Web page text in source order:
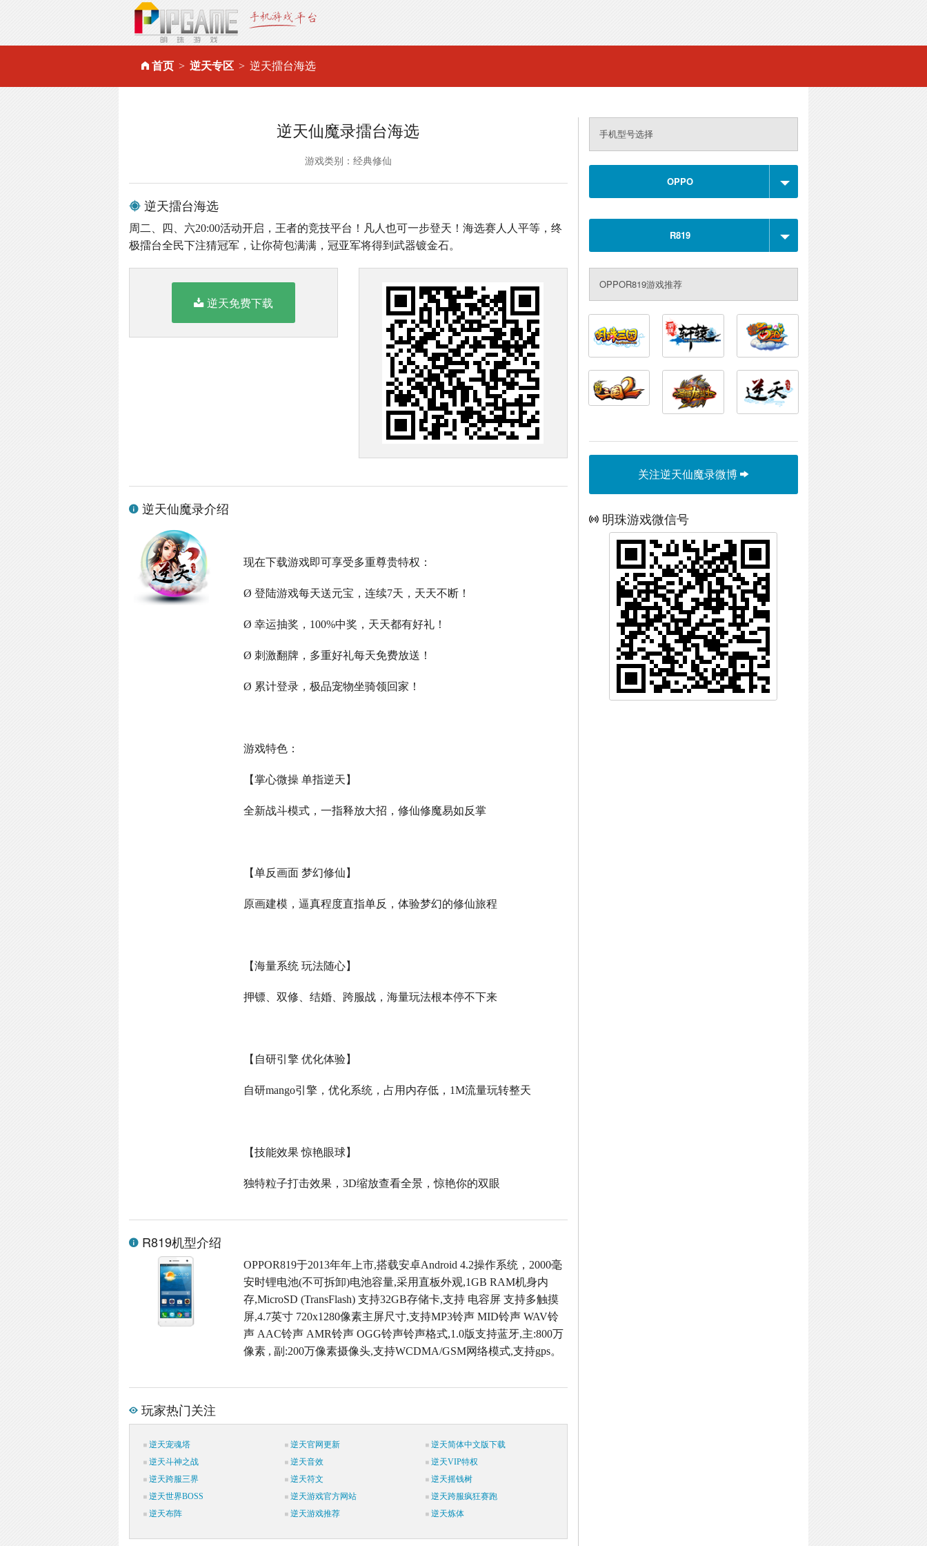
首页 逆天专区 逆天擂台海选
逆天仙魔录擂台海选
游戏类别：经典修仙
逆天擂台海选
周二、四、六20:00活动开启，王者的竞技平台！凡人也可一步登天！海选赛人人平等，终
极擂台全民下注猜冠军，让你荷包满满，冠亚军将得到武器镀金石。
逆天免费下载
逆天仙魔录介绍
现在下载游戏即可享受多重尊贵特权：
Ø 登陆游戏每天送元宝，连续7天，天天不断！
Ø 幸运抽奖，100%中奖，天天都有好礼！
Ø 刺激翻牌，多重好礼每天免费放送！
Ø 累计登录，极品宠物坐骑领回家！
游戏特色：
【掌心微操 单指逆天】
全新战斗模式，一指释放大招，修仙修魔易如反掌
【单反画面 梦幻修仙】
原画建模，逼真程度直指单反，体验梦幻的修仙旅程
【海量系统 玩法随心】
押镖、双修、结婚、跨服战，海量玩法根本停不下来
【自研引擎 优化体验】
自研mango引擎，优化系统，占用内存低， 1M流量玩转整天
【技能效果 惊艳眼球】
独特粒子打击效果，3D缩放查看全景，惊艳你的双眼
R819机型介绍
OPPOR819于2013年年上市,搭载安卓Android 4.2操作系统，2000毫
安时锂电池(不可拆卸)电池容量,采用直板外观,1GB RAM机身内
存,MicroSD (TransFlash) 支持32GB存储卡,支持 电容屏 支持多触摸
屏,4.7英寸 720x1280像素主屏尺寸,支持MP3铃声 MID铃声 WAV铃
声 AAC铃声 AMR铃声 OGG铃声铃声格式,1.0版支持蓝牙,主:800万
像素 , 副:200万像素摄像头,支持WCDMA/GSM网络模式,支持gps。
玩家热门关注
逆天宠魂塔 逆天官网更新
逆天简体中文版下载
逆天斗神之战
逆天音效
逆天VIP特权
逆天跨服三界
逆天符文
逆天摇钱树
逆天世界BOSS
逆天游戏官方网站
逆天跨服疯狂赛跑
逆天布阵
逆天游戏推荐 逆天炼体
手机型号选择
OPPO
R819
OPPOR819游戏推荐
关注逆天仙魔录微博
明珠游戏微信号